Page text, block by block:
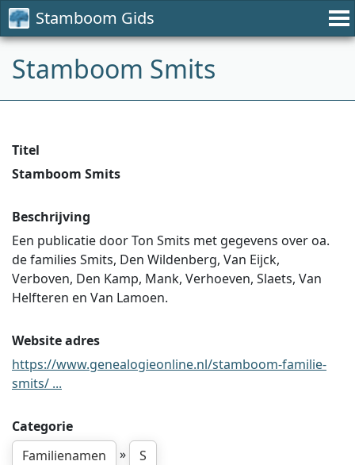
Stamboom Gids
Stamboom Smits
Titel
Stamboom Smits
Beschrijving
Een publicatie door Ton Smits met gegevens over oa.
de families Smits, Den Wildenberg, Van Eijck,
Verboven, Den Kamp, Mank, Verhoeven, Slaets, Van
Helfteren en Van Lamoen.
Website adres
https://www.genealogieonline.nl/stamboom-familie-
smits/ ...
Categorie
Familienamen
» S